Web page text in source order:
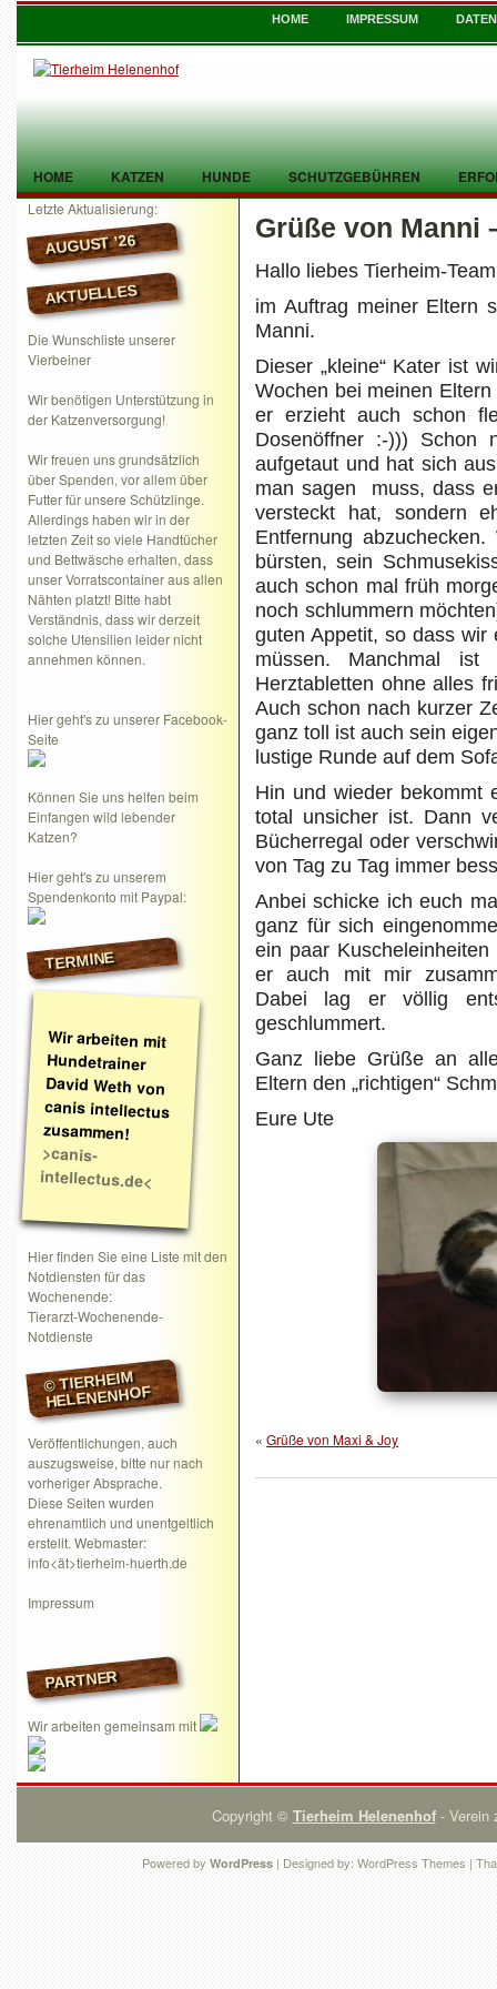
HOME IMPRESSUM
HOME KATZEN HUNDE SCHUTZGEBÜHREN
TIER GEFUNDEN KONTAKT
Letzte Aktualisierung:
AUGUST ’26
AKTUELLES
Die Wunschliste unserer
Vierbeiner
Wir benötigen Unterstützung in
der Katzenversorgung!
Wir freuen uns grundsätzlich
über Spenden, vor allem über
Futter für unsere Schützlinge.
Allerdings haben wir in der
letzten Zeit so viele Handtücher
und Bettwäsche erhalten, dass
unser Vorratscontainer aus allen
Nähten platzt! Bitte habt
Verständnis, dass wir derzeit
solche Utensilien leider nicht
annehmen können.
Hier geht's zu unserer Facebook-
Seite
Können Sie uns helfen beim
Einfangen wild lebender
Katzen?
Hier geht's zu unserem
Spendenkonto mit Paypal:
TERMINE
Wir arbeiten mit
Hundetrainer
David Weth von
canis intellectus
zusammen!
>canis-
intellectus.de<
Hier finden Sie eine Liste mit den
Notdiensten für das
Wochenende:
Tierarzt-Wochenende-
Notdienste
© TIERHEIM
HELENENHOF
Veröffentlichungen, auch
auszugsweise, bitte nur nach
vorheriger Absprache.
Diese Seiten wurden
ehrenamtlich und unentgeltlich
erstellt. Webmaster:
info<ät>tierheim-huerth.de
Impressum
PARTNER
Wir arbeiten gemeinsam mit
Grüße von Manni
Hallo liebes Tierheim-
im Auftrag meiner Eltern
Manni.
Dieser „kleine“ Kater ist
Wochen bei meinen
er erzieht auch schon
Dosenöffner :-)))
aufgetaut und hat sich
man sagen muss, dass
versteckt hat, sondern
Entfernung
bürsten, sein
auch schon mal früh
noch schlummern
guten Appetit, so dass wir
müssen. Manchmal
Herztabletten ohne alles
Auch schon nach kurzer
ganz toll ist auch sein
lustige Runde auf dem
Hin und wieder bekommt
total unsicher ist. Dann
Bücherregal oder
von Tag zu Tag immer
Anbei schicke ich euch
ganz für sich
ein paar
er auch mit mir
Dabei lag er völlig
geschlummert.
Ganz liebe Grüße an
Eltern den „richtigen“
Eure Ute
« Grüße von Maxi & Joy
Copyright © Tierheim Helenenhof- Verein
Powered by WordPress | Designed by: WordPress Themes |